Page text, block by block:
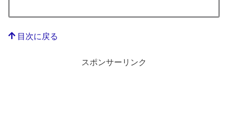
目次に戻る
スポンサーリンク